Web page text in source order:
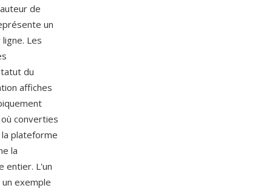
de
un
Les
du
affiches
converties
plateforme
la
entier. L'un
exemple